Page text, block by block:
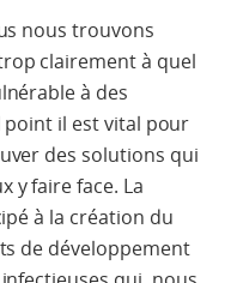
nous trouvons
clairement à quel
à des
point il est vital pour
des solutions qui
y faire face. La
à la création du
de développement